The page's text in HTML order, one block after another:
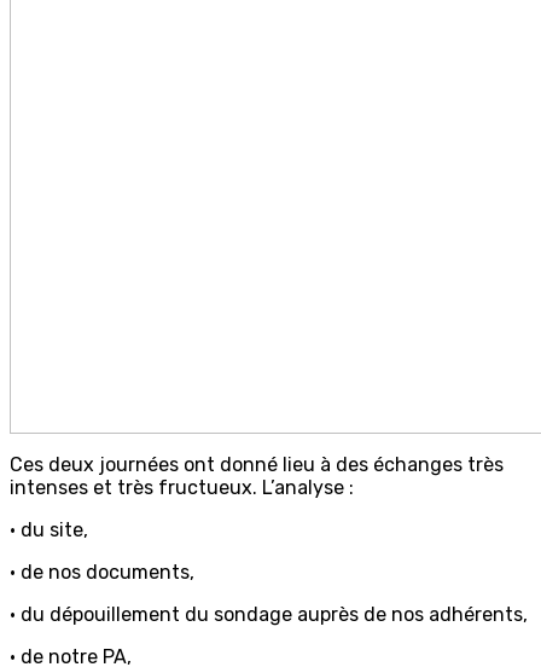
Ces deux journées ont donné lieu à des échanges très
intenses et très fructueux. L’analyse :
• du site,
• de nos documents,
• du dépouillement du sondage auprès de nos adhérents,
• de notre PA,